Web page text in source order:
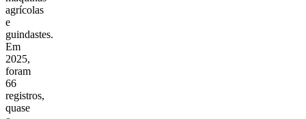
agrícolas
e
guindastes.
Em
2025,
foram
66
registros,
quase